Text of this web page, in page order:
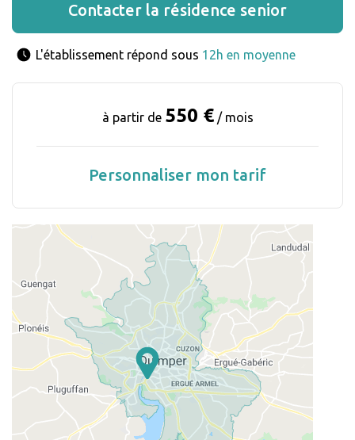
Contacter la résidence senior
L'établissement répond sous 12h en moyenne
à partir de 550 €/ mois
Personnaliser mon tarif